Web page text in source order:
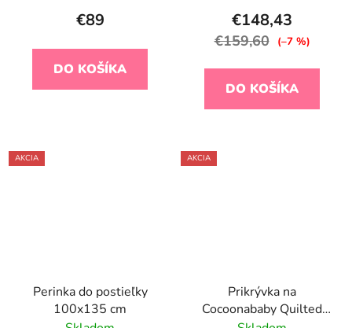
€89
DO KOŠÍKA
€148,43
€159,60 (–7 %)
DO KOŠÍKA
AKCIA
Perinka do postieľky
100x135 cm
AKCIA
Prikrývka na
Cocoonababy Quilted